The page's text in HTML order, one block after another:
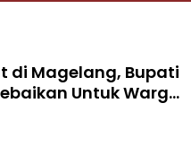
di Magelang, Bupati
Untuk Warga